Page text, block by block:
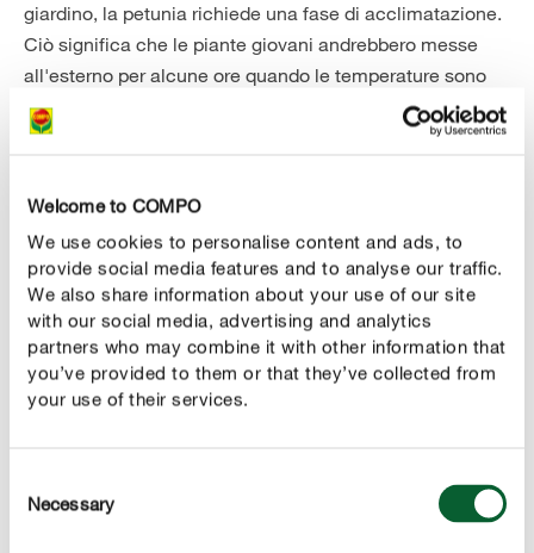
Welcome to COMPO
We use cookies to personalise content and ads, to
provide social media features and to analyse our traffic.
We also share information about your use of our site
with our social media, advertising and analytics
partners who may combine it with other information that
you’ve provided to them or that they’ve collected from
your use of their services.
Selection
Necessary
giardino, la petunia richiede una fase di acclimatazione.
Ciò significa che le piante giovani andrebbero messe
all'esterno per alcune ore quando le temperature sono
miti; di notte, quando fa più fresco, meglio riportare le
piante in ambiente riparato; è sufficiente che le
facile in primavera, per danneggiare la vegetazione.
Nota:se vuoi usare i semi delle tue petunie per la
semina di nuovo l'anno prossimo, dovresti assicurarti in
anticipo che i semi che hai ottenuto dalle tue piante
siano germinabili, caratteristica che non è presente in
troverai di tante tipologie, anche bicolori, doppie, striate